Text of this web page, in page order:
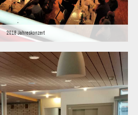
2018 Jahreskonzert